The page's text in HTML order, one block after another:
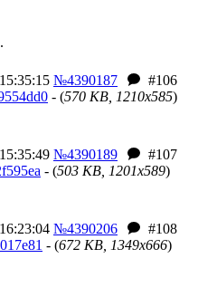
№4390187
#106
- (570 KB, 1210x585)
№4390189
#107
- (503 KB, 1201x589)
№4390206
#108
- (672 KB, 1349x666)